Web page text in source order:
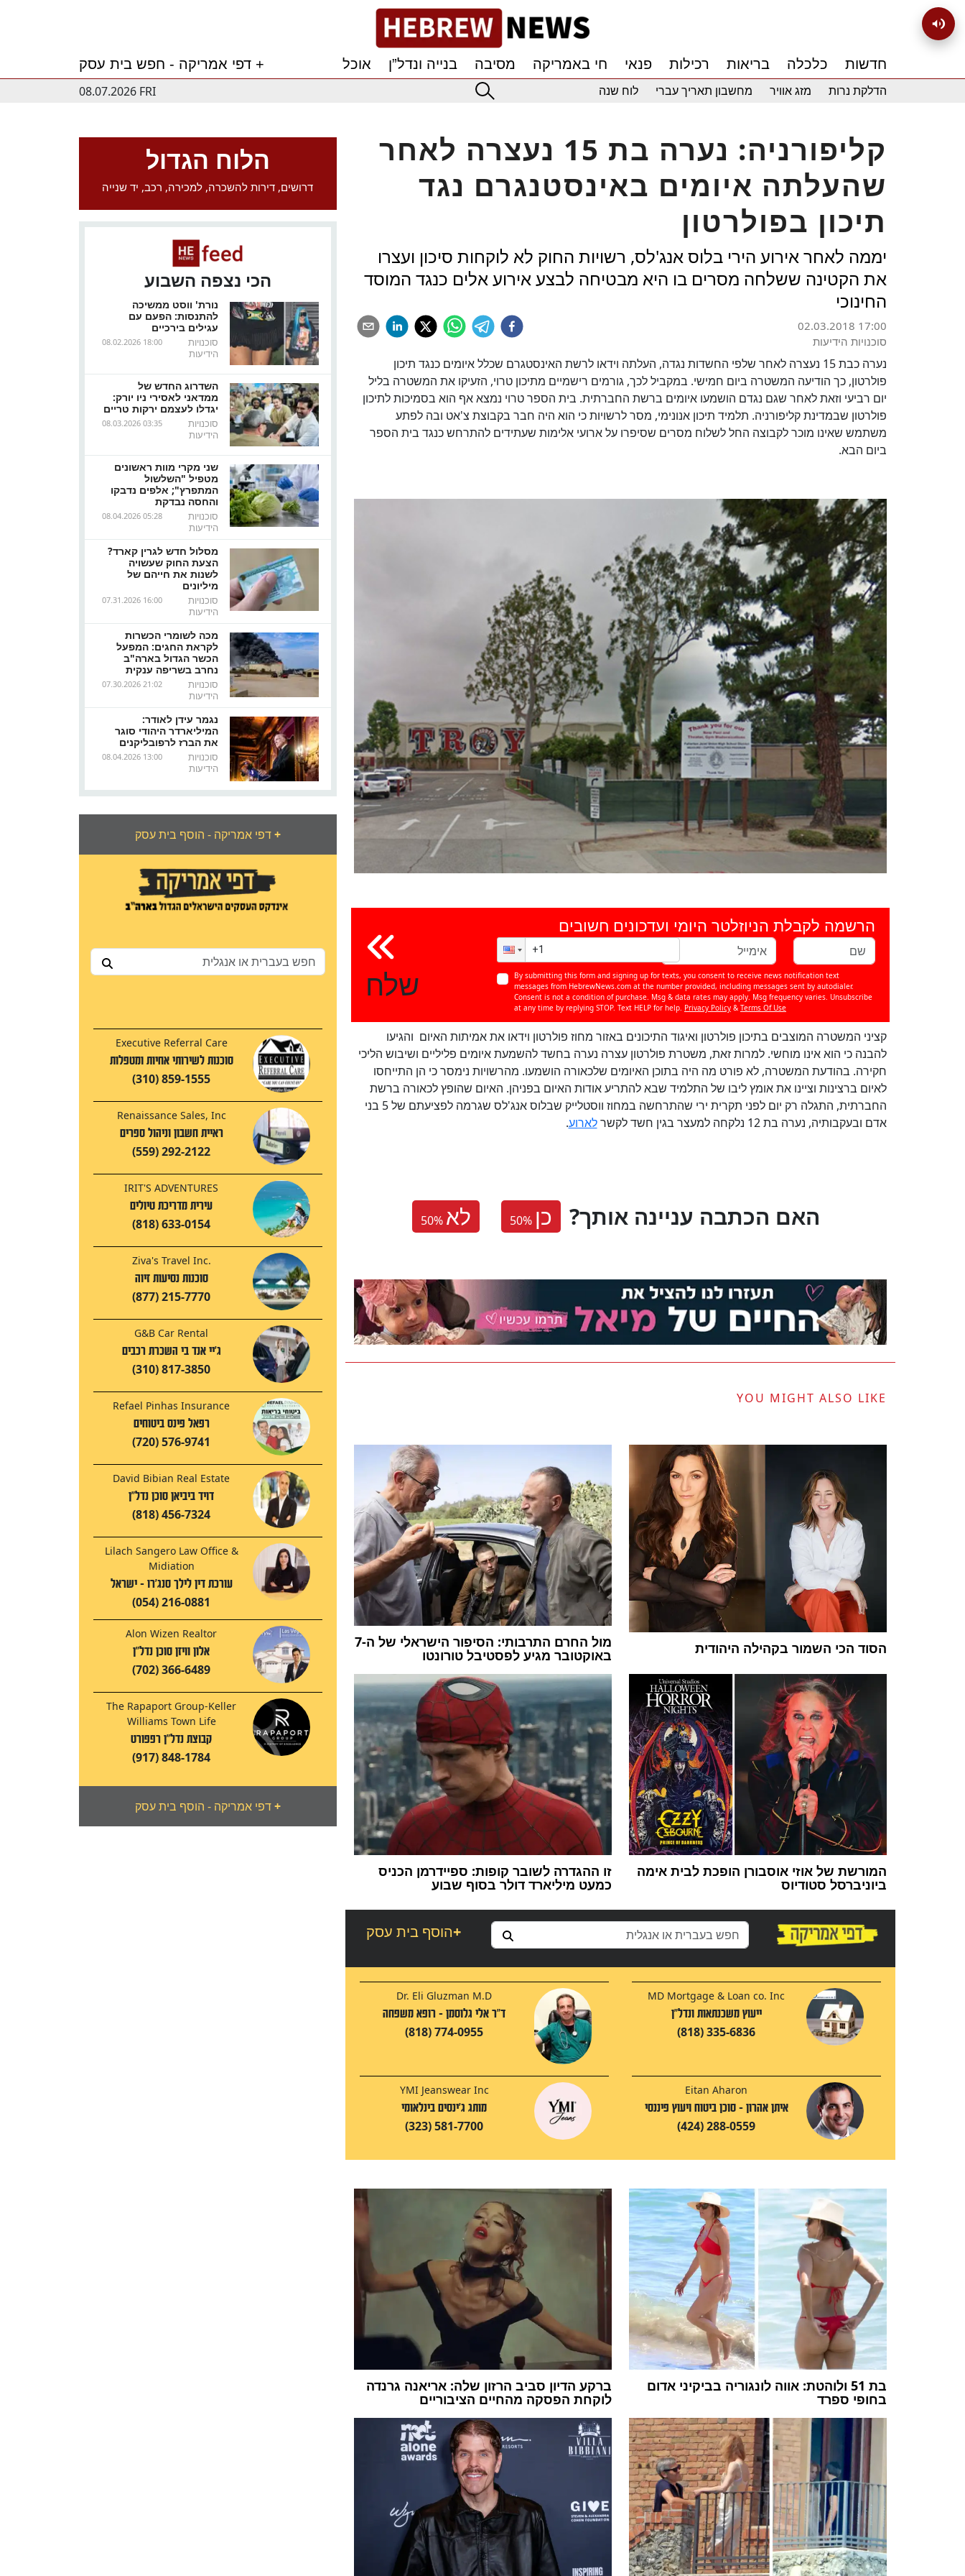
דפי אמריקה - חפש בית עסק + חדשות כלכלה בריאות רכילות פנאי חי באמריקה מסיבה בנייה ונדל”ן
אוכל
08.07.2026 FRI
הדלקת נרות מזג אוויר מחשבון תאריך עברי לוח שנה
הלוח הגדול
דרושים, דירות להשכרה, למכירה, רכב, יד שנייה
הכי נצפה השבוע
נורת' ווסט ממשיכה
להתנסות: הפעם עם
עגילים בירכיים
08.02.2026 18:00
סוכנויות
הידיעות
השדרוג החדש של
ממדאני לאסירי ניו יורק:
יגדלו לעצמם ירקות טריים
08.03.2026 03:35
סוכנויות
הידיעות
שני מקרי מוות ראשונים
מטפיל "השלשול
המתפרץ"; אלפים נדבקו
והחסה נבדקת
08.04.2026 05:28
סוכנויות
הידיעות
מסלול חדש לגרין קארד?
הצעת החוק שעשויה
לשנות את חייהם של
מיליונים
07.31.2026 16:00
סוכנויות
הידיעות
מכה לשומרי הכשרות
לקראת החגים: המפעל
הכשר הגדול בארה"ב
נחרב בשריפה ענקית
07.30.2026 21:02
סוכנויות
הידיעות
נגמר עידן לאודר:
המיליארדר היהודי סוגר
את הברז לרפובליקנים
08.04.2026 13:00
סוכנויות
הידיעות
דפי אמריקה - הוסף בית עסק+
Executive Referral Care
סוכנות לשירותי אחיות ומטפלות
(310) 859-1555
Renaissance Sales, Inc
ראיית חשבון וניהול ספרים
(559) 292-2122
IRIT'S ADVENTURES
עירית מדריכת טיולים
(818) 633-0154
Ziva's Travel Inc.
סוכנות נסיעות זיוה
(877) 215-7770
G&B Car Rental
ג'יי אנד בי השכרת רכבים
(310) 817-3850
Refael Pinhas Insurance
רפאל פינס ביטוחים
(720) 576-9741
David Bibian Real Estate
דויד ביביאן סוכן נדל"ן
(818) 456-7324
Lilach Sangero Law Office &
Midiation
עורכת דין לילך סנג'רו - ישראל
(054) 216-0881
Alon Wizen Realtor
אלון וויזן סוכן נדל"ן
(702) 366-6489
The Rapaport Group-Keller
Williams Town Life
קבוצת נדל"ן רפפורט
(917) 848-1784
דפי אמריקה - הוסף בית עסק+
קליפורניה: נערה בת 15 נעצרה לאחר
שהעלתה איומים באינסטנגרם נגד
תיכון בפולרטון
יממה לאחר אירוע הירי בלוס אנג'לס, רשויות החוק לא לוקחות סיכון ועצרו
את הקטינה ששלחה מסרים בו היא מבטיחה לבצע אירוע אלים כנגד המוסד
החינוכי
02.03.2018 17:00
סוכנויות הידיעות
נערה כבת 15 נעצרה לאחר שלפי החשדות נגדה, העלתה וידאו לרשת האינסטגרם שכלל איומים כנגד תיכון
פולרטון, כך הודיעה המשטרה ביום חמישי. במקביל לכך, גורמים רישמיים מתיכון טרוי, הזעיקו את המשטרה בליל
יום רביעי וזאת לאחר שגם נגדם הושמעו איומים ברשת החברתית. בית הספר טרוי נמצא אף הוא בסמיכות לתיכון
פולרטון שבמדינת קליפורניה. תלמיד תיכון אנונימי, מסר לרשויות כי הוא היה חבר בקבוצת צ'אט ובה לפתע
משתמש שאינו מוכר לקבוצה החל לשלוח מסרים שסיפרו על ארועי אלימות שעתידים להתרחש כנגד בית הספר
ביום הבא.
שלח
הרשמה לקבלת הניוזלטר היומי ועדכונים חשובים
By submitting this form and signing up for texts, you consent to receive news notification text
messages from HebrewNews.com at the number provided, including messages sent by autodialer.
Consent is not a condition of purchase. Msg & data rates may apply. Msg frequency varies. Unsubscribe
at any time by replying STOP. Text HELP for help. Privacy Policy & Terms Of Use
קציני המשטרה המוצבים בתיכון פולרטון ואיגוד התיכונים באזור מחוז פולרטון וידאו את אמיתות האיום והגיעו
להבנה כי הוא אינו מוחשי. למרות זאת, משטרת פולרטון עצרה נערה בחשד להשמעת איומים פליליים ושיבוש הליכי
חקירה. בהודעת המשטרה, לא פורט מה היה בתוכן האיומים שלכאורה הושמעו. מהרשויות נימסר כי הן התייחסו
לאיום ברצינות וציינו את אומץ ליבו של התלמיד שבא להתריע אודות האיום בפניהן. האיום שהופץ לכאורה ברשת
החברתית, התגלה רק יום לפני תקרית ירי שהתרחשה במחוז ווסטלייק שבלוס אנג'לס שגרמה לפציעתם של 5 בני
אדם ובעקבותיה, נערה בת 12 נלקחה למעצר בגין חשד לקשר
לארוע.
50% לא 50% כן ?האם הכתבה עניינה אותך
YOU MIGHT ALSO LIKE
מול החרם התרבותי: הסיפור הישראלי של ה-7
באוקטובר מגיע לפסטיבל טורונטו הסוד הכי השמור בקהילה היהודית
זו ההגדרה לשובר קופות: ספיידרמן הכניס
כמעט מיליארד דולר בסוף שבוע
המורשת של אוזי אוסבורן הופכת לבית אימה
ביוניברסל סטודיוס
הוסף בית עסק+
Dr. Eli Gluzman M.D
ד"ר אלי גלוסמן - רופא משפחה
(818) 774-0955
MD Mortgage & Loan co. Inc
ייעוץ משכנתאות ונדל"ן
(818) 335-6836
YMI Jeanswear Inc
מותג ג'ינסים בינלאומי
(323) 581-7700
Eitan Aharon
איתן אהרון - סוכן ביטוח ויעוץ פיננסי
(424) 288-0559
ברקע הדיון סביב הרזון שלה: אריאנה גרנדה
לוקחת הפסקה מהחיים הציבוריים
בת 51 ולוהטת: אווה לונגוריה בביקיני אדום
בחופי ספרד